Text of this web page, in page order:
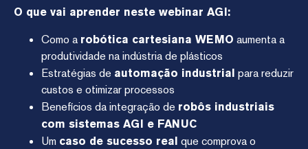
O que vai aprender neste webinar AGI:
Como a robótica cartesiana WEMO aumenta a
produtividade na indústria de plásticos
Estratégias de automação industrial para reduzir
custos e otimizar processos
Benefícios da integração de robôs industriais
com sistemas AGI e FANUC
Um caso de sucesso real que comprova o